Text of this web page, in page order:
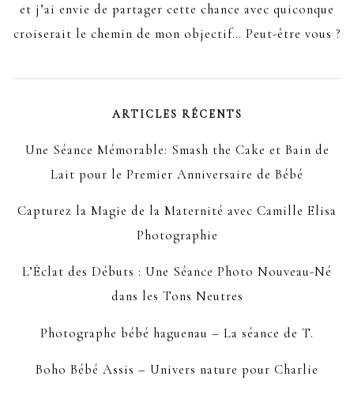
et j’ai envie de partager cette chance avec quiconque
croiserait le chemin de mon objectif… Peut-être vous ?
ARTICLES RÉCENTS
Une Séance Mémorable: Smash the Cake et Bain de
Lait pour le Premier Anniversaire de Bébé
Capturez la Magie de la Maternité avec Camille Elisa
Photographie
L’Éclat des Débuts : Une Séance Photo Nouveau-Né
dans les Tons Neutres
Photographe bébé haguenau – La séance de T.
Boho Bébé Assis – Univers nature pour Charlie